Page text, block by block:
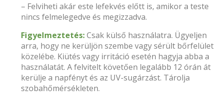
– Felviheti akár este lefekvés előtt is, amikor a teste
nincs felmelegedve és megizzadva.
Figyelmeztetés:Csak külső használatra. Ügyeljen
arra, hogy ne kerüljön szembe vagy sérült bőrfelület
közelébe. Kiütés vagy irritáció esetén hagyja abba a
használatát. A felvitelt követően legalább 12 órán át
kerülje a napfényt és az UV-sugárzást. Tárolja
szobahőmérsékleten.